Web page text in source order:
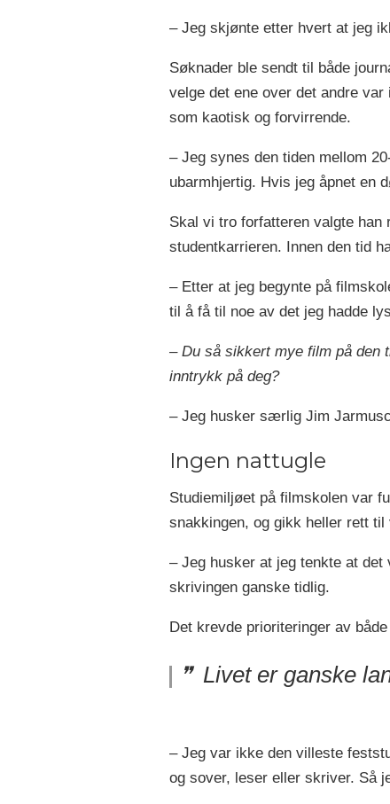
– Jeg skjønte etter hvert at jeg
Søknader ble sendt til både
velge det ene over det andre
som kaotisk og forvirrende.
– Jeg synes den tiden mellom
ubarmhjertig. Hvis jeg åpnet en
Skal vi tro forfatteren valgte han
studentkarrieren. Innen den tid
– Etter at jeg begynte på
til å få til noe av det jeg hadde
– Du så sikkert mye film på den
inntrykk på deg?
– Jeg husker særlig Jim
Ingen nattugle
Studiemiljøet på filmskolen var
snakkingen, og gikk heller rett til
– Jeg husker at jeg tenkte at
skrivingen ganske tidlig.
Det krevde prioriteringer av
Livet er ganske
– Jeg var ikke den villeste
og sover, leser eller skriver. Så